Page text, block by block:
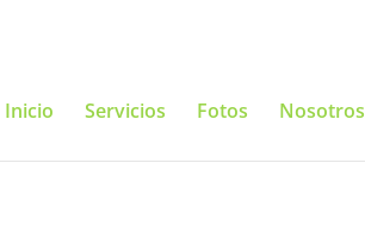
Inicio Servicios Fotos Nosotros